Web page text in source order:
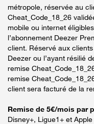
métropole, réservée au
Cheat_Code_18_26
mobile ou internet
l’abonnement Deezer
client. Réservé aux
Deezer ou l’ayant résilié
remise
remise
client sera facturé de la
Remise de 5€/mois par
Disney+, Ligue1+ et